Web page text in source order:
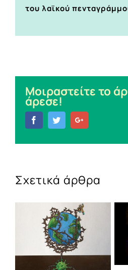
του λαϊκού
Μοιραστείτε το
άρεσε!
FacebookTwitter
Σχετικά άρθρα